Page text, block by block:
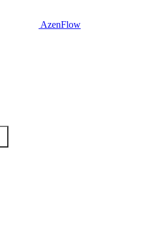
AzenFlow